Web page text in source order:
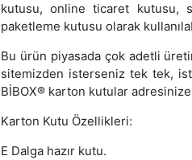
kutusu, online ticaret kutusu,
paketleme kutusu olarak
Bu ürün piyasada çok adetli
sitemizden isterseniz tek tek,
BİBOX® karton kutular
Karton Kutu Özellikleri:
E Dalga hazır kutu.